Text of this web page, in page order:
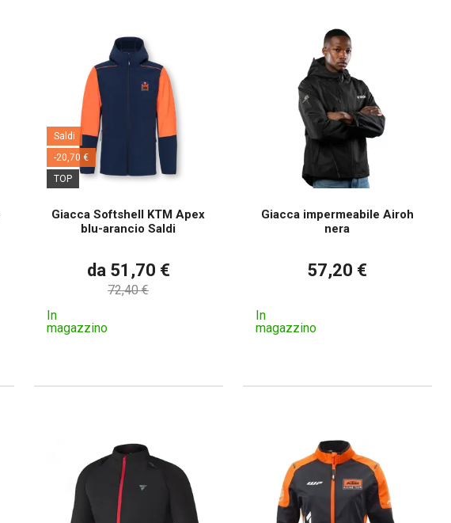
Saldi
-20,70 €
TOP
Giacca Softshell KTM Apex
blu-arancio Saldi
da 51,70 €
72,40 €
In
magazzino
Giacca impermeabile Airoh
nera
57,20 €
In
magazzino